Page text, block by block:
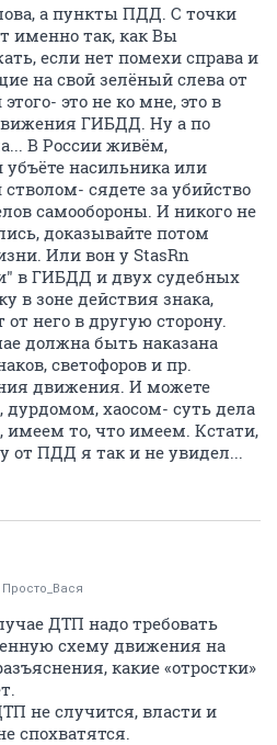
а пункты ПДД. С точки
именно так, как Вы
если нет помехи справа и
на свой зелёный слева от
это не ко мне, это в
ГИБДД. Ну а по
В России живём,
насильника или
сядете за убийство
самообороны. И никого не
доказывайте потом
Или вон у StasRn
в ГИБДД и двух судебных
в зоне действия знака,
него в другую сторону.
должна быть наказана
светофоров и пр.
движения. И можете
дурдомом, хаосом- суть дела
имеем то, что имеем. Кстати,
от ПДД я так и не увидел...
Просто_Вася
ДТП надо требовать
схему движения на
какие «отростки»
не случится, власти и
спохватятся.